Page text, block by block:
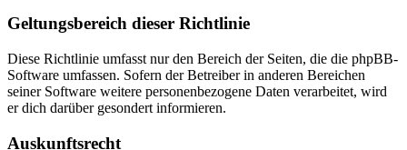
Geltungsbereich dieser Richtlinie
Diese Richtlinie umfasst nur den Bereich der Seiten, die die phpBB-
Software umfassen. Sofern der Betreiber in anderen Bereichen
seiner Software weitere personenbezogene Daten verarbeitet, wird
er dich darüber gesondert informieren.
Auskunftsrecht